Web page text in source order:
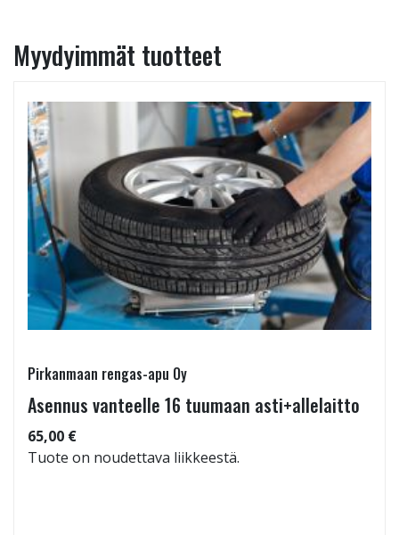
Myydyimmät tuotteet
Pirkanmaan rengas-apu Oy
Asennus vanteelle 16 tuumaan asti+allelaitto
65,00 €
Tuote on noudettava liikkeestä.